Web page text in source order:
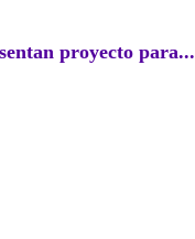
proyecto para...